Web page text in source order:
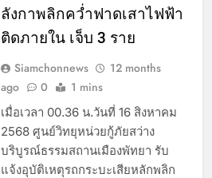
ลังกาพลิกคว่ำฟาดเสาไฟฟ้า
ติดภายใน เจ็บ 3 ราย
Siamchonnews
12 months
ago
0 1 mins
เมื่อเวลา 00.36 น.วันที่ 16 สิงหาคม
2568 ศูนย์วิทยุหน่วยกู้ภัยสว่าง
บริบูรณ์ธรรมสถานเมืองพัทยา รับ
แจ้งอุบัติเหตุรถกระบะเสียหลักพลิก